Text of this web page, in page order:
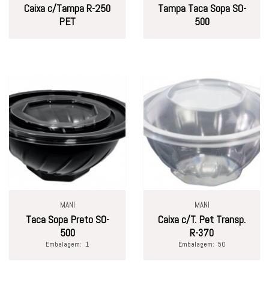
Caixa c/Tampa R-250
PET
Tampa Taca Sopa SO-
500
MANI
Taca Sopa Preto SO-
500
Embalagem: 1
MANI
Caixa c/T. Pet Transp.
R-370
Embalagem: 50